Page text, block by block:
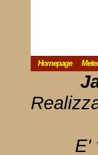
Homepage
E'